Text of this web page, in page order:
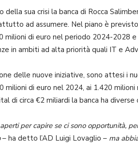
della sua crisi la banca di Rocca
ad assumere. Nel piano è
di euro nel periodo 2024-2028 e
in ambiti ad alta priorità quali IT e
delle nuove iniziative, sono attesi i
milioni di euro nel 2024, ai 1.420
di circa €2 miliardi la banca ha
per capire se ci sono opportunità,
– ha detto l’AD Luigi Lovaglio – ma